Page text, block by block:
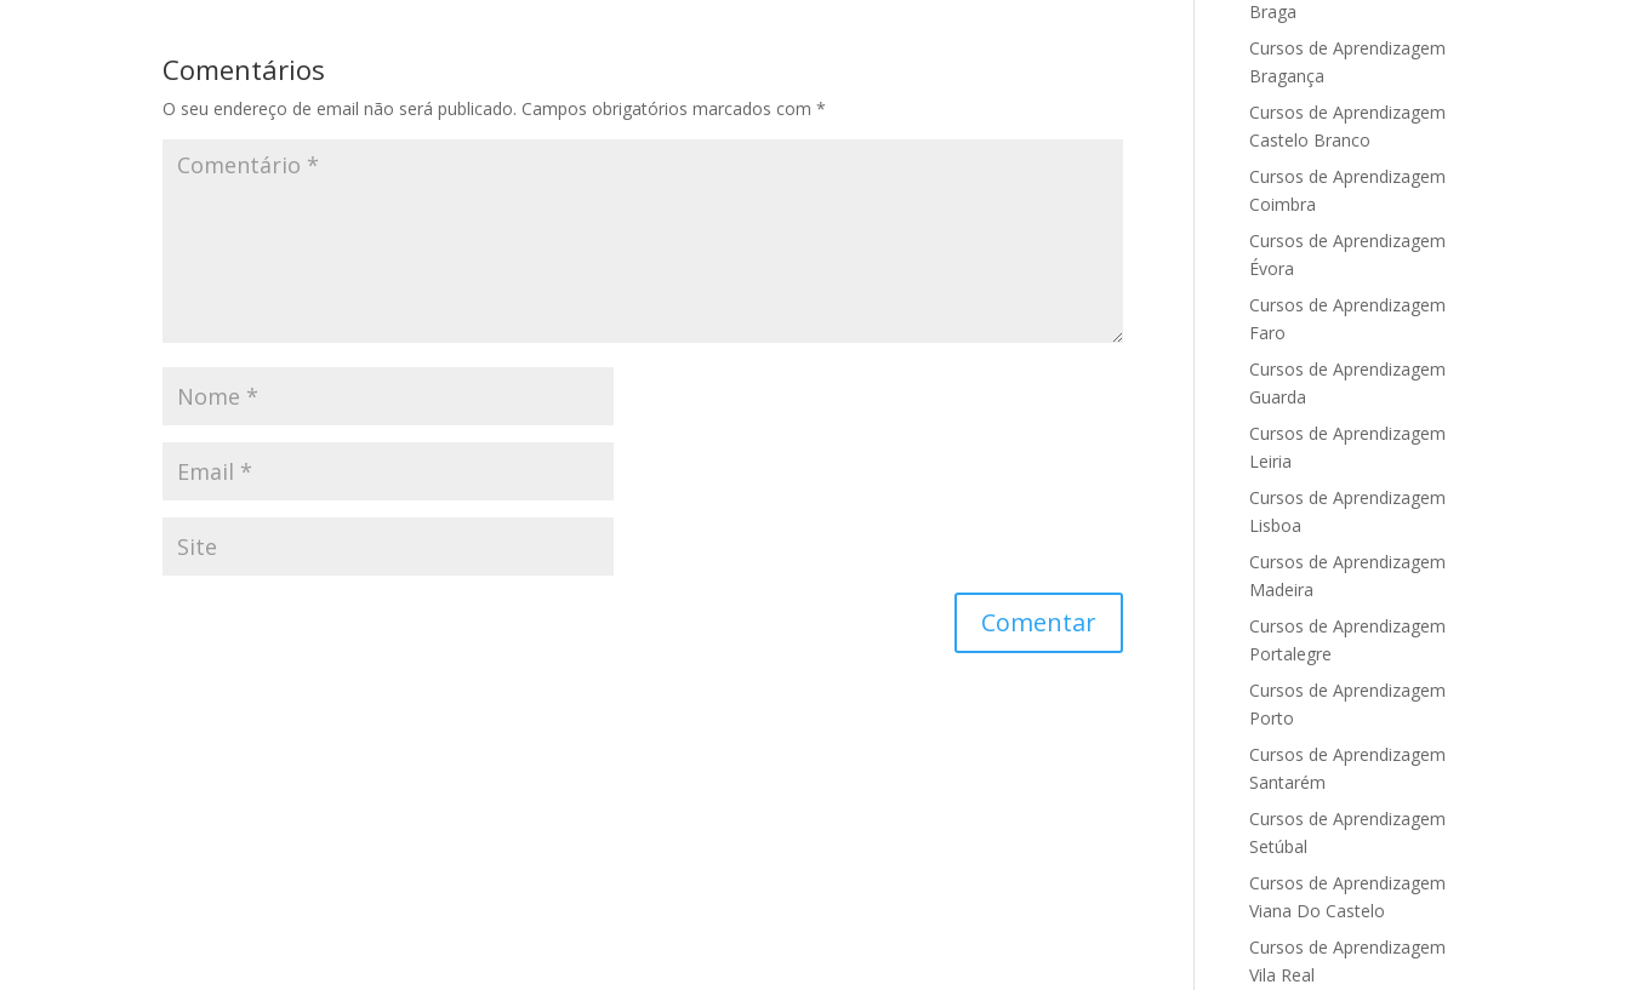
Comentários
O seu endereço de email não será publicado. Campos obrigatórios marcados com*
Braga
Cursos de Aprendizagem
Bragança
Cursos de Aprendizagem
Castelo Branco
Cursos de Aprendizagem
Coimbra
Cursos de Aprendizagem
Évora
Cursos de Aprendizagem
Faro
Cursos de Aprendizagem
Guarda
Cursos de Aprendizagem
Leiria
Cursos de Aprendizagem
Lisboa
Cursos de Aprendizagem
Madeira
Cursos de Aprendizagem
Portalegre
Cursos de Aprendizagem
Porto
Cursos de Aprendizagem
Santarém
Cursos de Aprendizagem
Setúbal
Cursos de Aprendizagem
Viana Do Castelo
Cursos de Aprendizagem
Vila Real